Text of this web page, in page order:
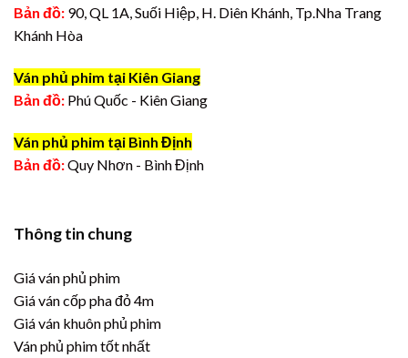
Bản đồ: 90, QL 1A, Suối Hiệp, H. Diên Khánh, Tp.Nha Trang
Khánh Hòa
Ván phủ phim tại Kiên Giang
Bản đồ: Phú Quốc - Kiên Giang
Ván phủ phim tại Bình Định
Bản đồ:Quy Nhơn - Bình Định
Thông tin chung
Giá ván phủ phim
Giá ván cốp pha đỏ 4m
Giá ván khuôn phủ phim
Ván phủ phim tốt nhất